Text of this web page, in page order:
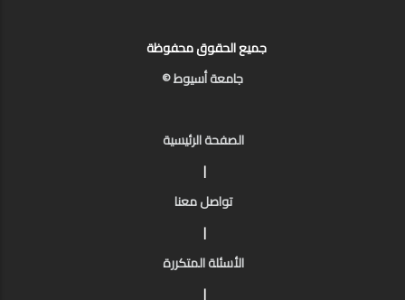
جميع الحقوق محفوظة
جامعة أسيوط ©
الصفحة الرئيسية
|
تواصل معنا
|
الأسئلة المتكررة
|